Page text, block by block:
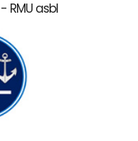
RMU asbl